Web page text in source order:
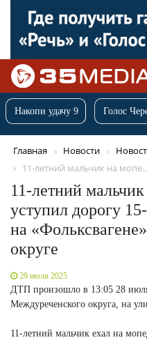
Накопи удачу 9 Голос
Главная Новости
11-летний мальчик на
11-летний
уступил дорогу
на
округе
29 июля 2025
ДТП произошло в 13:05 28
Междуреченского округа, на
11-летний мальчик ехал на